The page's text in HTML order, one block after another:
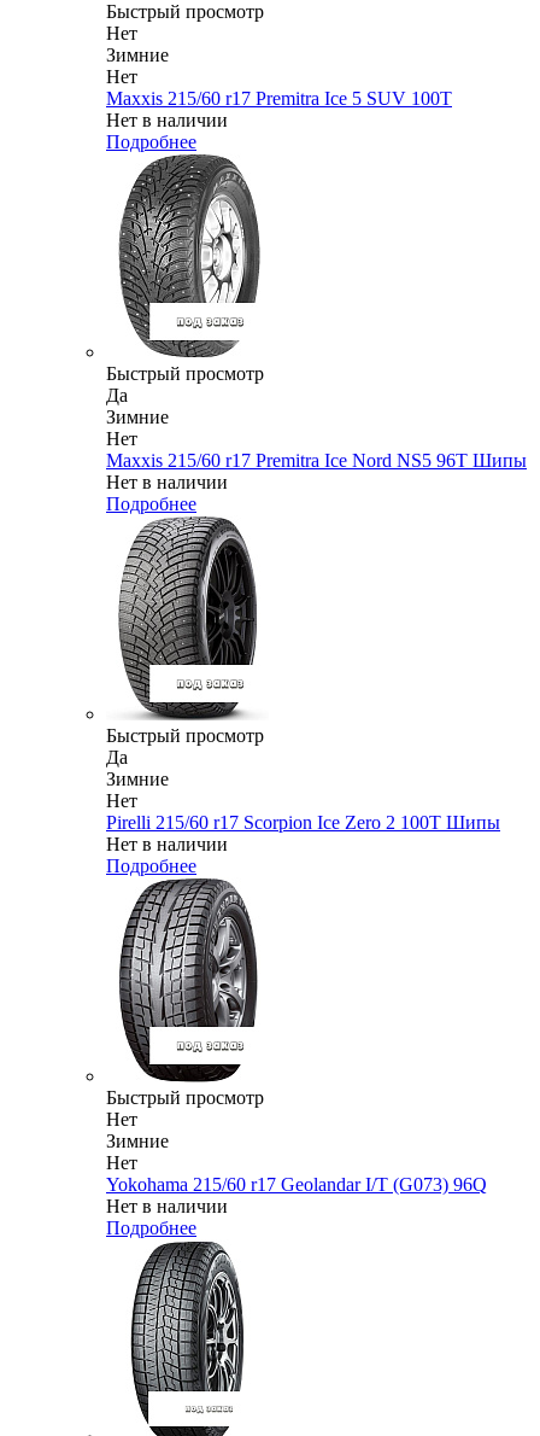
Быстрый просмотр
Нет
Зимние
Нет
Maxxis 215/60 r17 Premitra Ice 5 SUV 100T
Нет в наличии
Подробнее
Быстрый просмотр
Да
Зимние
Нет
Maxxis 215/60 r17 Premitra Ice Nord NS5 96T Шипы
Нет в наличии
Подробнее
Быстрый просмотр
Да
Зимние
Нет
Pirelli 215/60 r17 Scorpion Ice Zero 2 100T Шипы
Нет в наличии
Подробнее
Быстрый просмотр
Нет
Зимние
Нет
Yokohama 215/60 r17 Geolandar I/T (G073) 96Q
Нет в наличии
Подробнее